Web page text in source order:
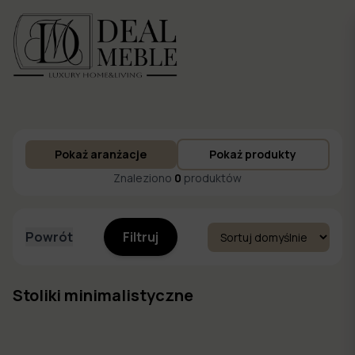
Ulubione
Pokaż aranżacje
Pokaż produkty
Znaleziono 0 produktów
Powrót Filtruj
Stoliki minimalistyczne